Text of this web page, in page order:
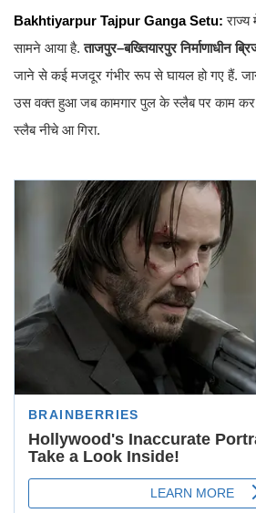
Bakhtiyarpur Tajpur Ganga Setu:
सामने आया है.ताजपुर–बख्तियारपुर निर्माणाधीन
जाने से कई मजदूर गंभीर रूप से घायल हो गए हैं.
उस वक्त हुआ जब कामगार पुल के स्लैब पर काम
स्लैब नीचे आ गिरा.